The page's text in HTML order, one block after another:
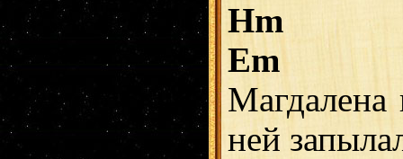
Hm
Em
Магдалена
ней